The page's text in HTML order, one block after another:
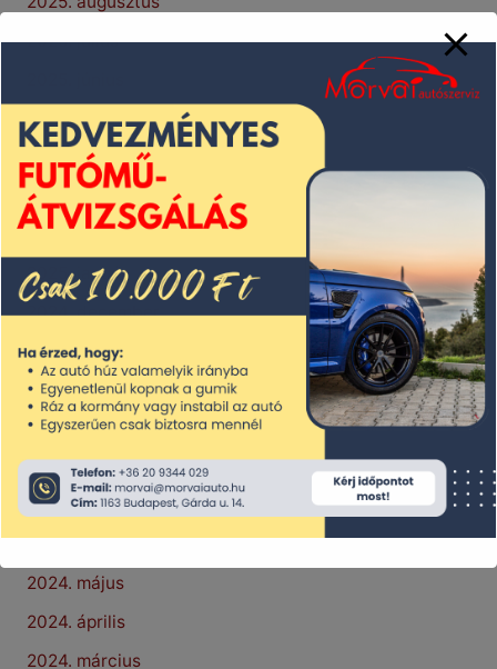
2025. július
2025. május
2025. április
2025. március
2025. február
2025. január
2024. december
2024. november
2024. október
2024. szeptember
2024. augusztus
2024. július
2024. június
2024. május
2024. április
2024. március